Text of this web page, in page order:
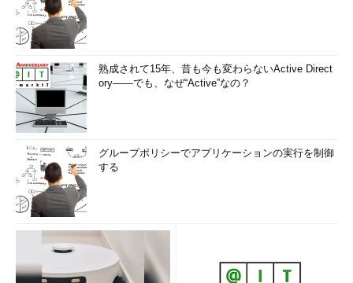
熟成されて15年、昔も今も変わらないActive Direct
ory――でも、なぜ“Active”なの？
グループポリシーでアプリケーションの実行を制御
する